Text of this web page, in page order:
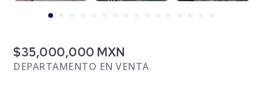
$35,000,000 MXN
DEPARTAMENTO EN VENTA